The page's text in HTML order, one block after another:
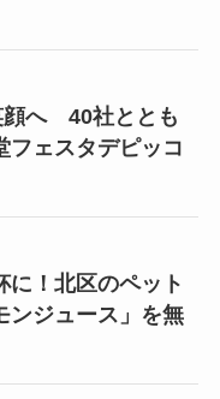
顔へ 40社ととも
フェスタデピッコ
に！北区のペット
ンジュース」を無